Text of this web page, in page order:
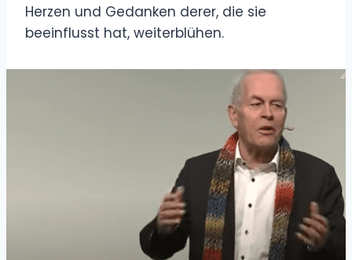
Herzen und Gedanken derer, die sie
beeinflusst hat, weiterblühen.